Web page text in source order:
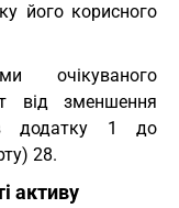
його корисного
очікуваного
від зменшення
в додатку 1 до
28.
активу